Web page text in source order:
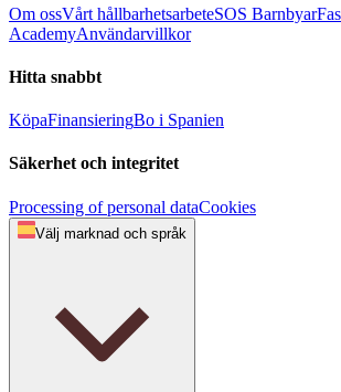
Om ossVårt hållbarhetsarbeteSOS Barnbyar
AcademyAnvändarvillkor
Hitta snabbt
KöpaFinansieringBo i Spanien
Säkerhet och integritet
Processing of personal dataCookies
Välj marknad och språk